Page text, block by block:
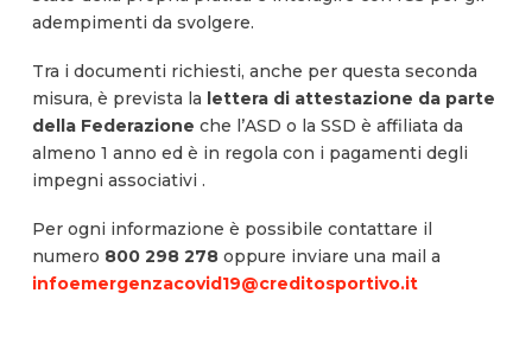
adempimenti da svolgere.
Tra i documenti richiesti, anche per questa seconda
misura, è prevista la lettera di attestazione da parte
della Federazione che l’ASD o la SSD è affiliata da
almeno 1 anno ed è in regola con i pagamenti degli
impegni associativi .
Per ogni informazione è possibile contattare il
numero 800 298 278oppure inviare una mail a
infoemergenzacovid19@creditosportivo.it